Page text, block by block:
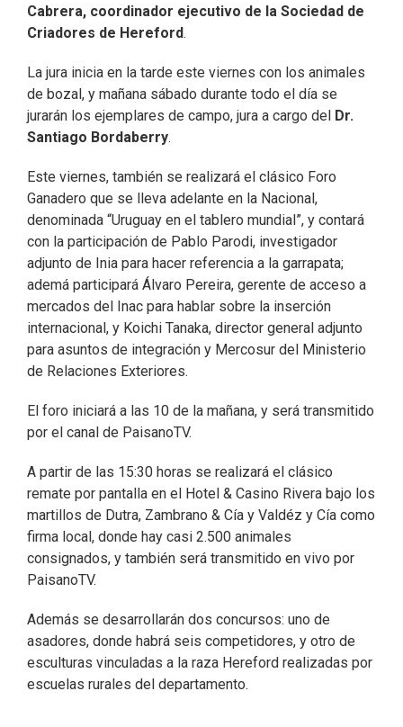
Cabrera, coordinador ejecutivo de la Sociedad de
Criadores de Hereford.
La jura inicia en la tarde este viernes con los animales
de bozal, y mañana sábado durante todo el día se
jurarán los ejemplares de campo, jura a cargo del
Dr.
Santiago Bordaberry.
Este viernes, también se realizará el clásico Foro
Ganadero que se lleva adelante en la Nacional,
denominada “Uruguay en el tablero mundial”, y contará
con la participación de Pablo Parodi, investigador
adjunto de Inia para hacer referencia a la garrapata;
ademá participará Álvaro Pereira, gerente de acceso a
mercados del Inac para hablar sobre la inserción
internacional, y Koichi Tanaka, director general adjunto
para asuntos de integración y Mercosur del Ministerio
de Relaciones Exteriores.
El foro iniciará a las 10 de la mañana, y será transmitido
por el canal de PaisanoTV.
A partir de las 15:30 horas se realizará el clásico
remate por pantalla en el Hotel & Casino Rivera bajo los
martillos de Dutra, Zambrano & Cía y Valdéz y Cía como
firma local, donde hay casi 2.500 animales
consignados, y también será transmitido en vivo por
PaisanoTV.
Además se desarrollarán dos concursos: uno de
asadores, donde habrá seis competidores, y otro de
esculturas vinculadas a la raza Hereford realizadas por
escuelas rurales del departamento.